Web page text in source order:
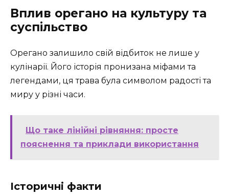
Вплив орегано на культуру та
суспільство
Орегано залишило свій відбиток не лише у
кулінарії. Його історія пронизана міфами та
легендами, ця трава була символом радості та
миру у різні часи.
Що таке лінійні рівняння: просте
пояснення та приклади використання
Історичні факти